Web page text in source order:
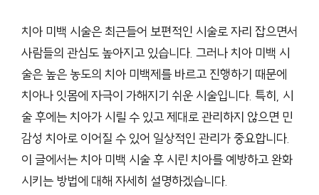
치아 미백 시술은 최근들어 보편적인 시술로 자리 잡으면서
사람들의 관심도 높아지고 있습니다. 그러나 치아 미백 시
술은 높은 농도의 치아 미백제를 바르고 진행하기 때문에
치아나 잇몸에 자극이 가해지기 쉬운 시술입니다. 특히, 시
술 후에는 치아가 시릴 수 있고 제대로 관리하지 않으면 민
감성 치아로 이어질 수 있어 일상적인 관리가 중요합니다.
이 글에서는 치아 미백 시술 후 시린 치아를 예방하고 완화
시키는 방법에 대해 자세히 설명하겠습니다.